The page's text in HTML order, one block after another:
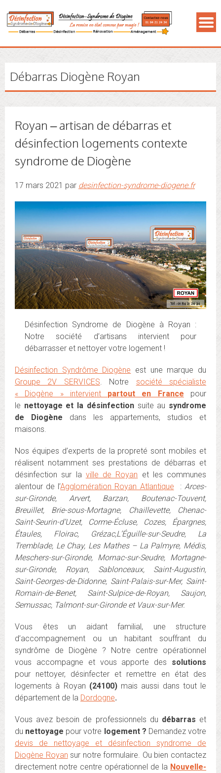
Débarras Diogène Royan
Royan – artisan de débarras et
désinfection logements contexte
syndrome de Diogène
17 mars 2021 par desinfection-syndrome-diogene.fr
Désinfection Syndrome de Diogène à Royan :
Notre société d’artisans intervient pour
débarrasser et nettoyer votre logement !
Désinfection Syndrôme Diogène est une marque du
Groupe 2V SERVICES. Notre société spécialiste
« Diogène » intervient partout en France pour
le nettoyage et la désinfectionsuite au syndrome
de Diogène dans les appartements, studios et
maisons.
Nos équipes d’experts de la propreté sont mobiles et
réalisent notamment ses prestations de débarras et
désinfection sur la ville de Royan et les communes
alentour de l’Agglomération Royan Atlantique :Arces-
sur-Gironde, Arvert, Barzan, Boutenac-Touvent,
Breuillet, Brie-sous-Mortagne, Chaillevette, Chenac-
Saint-Seurin-d’Uzet, Corme-Écluse, Cozes, Épargnes,
Étaules, Floirac, Grézac,L’Éguille-sur-Seudre, La
Tremblade, Le Chay, Les Mathes – La Palmyre, Médis,
Meschers-sur-Gironde, Mornac-sur-Seudre, Mortagne-
sur-Gironde, Royan, Sablonceaux, Saint-Augustin,
Saint-Georges-de-Didonne, Saint-Palais-sur-Mer, Saint-
Romain-de-Benet, Saint-Sulpice-de-Royan, Saujon,
Semussac, Talmont-sur-Gironde et Vaux-sur-Mer.
Vous êtes un aidant familial, une structure
d’accompagnement ou un habitant souffrant du
syndrôme de Diogène ? Notre centre opérationnel
vous accompagne et vous apporte des solutions
pour nettoyer, désinfecter et remettre en état des
logements à Royan (24100)mais aussi dans tout le
département de la Dordogne.
Vous avez besoin de professionnels du débarras et
du nettoyage pour votre logement ? Demandez votre
devis de nettoyage et désinfection syndrome de
Diogène Royan sur notre formulaire. Ou bien contactez
directement notre centre opérationnel de la Nouvelle-